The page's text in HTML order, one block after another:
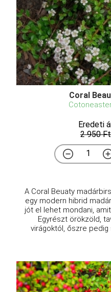
Coral
Eredeti
2 950 Ft
A Coral Beuaty
egy modern hibrid
jót el lehet mondani,
Egyrészt örökzöld,
virágoktól, őszre